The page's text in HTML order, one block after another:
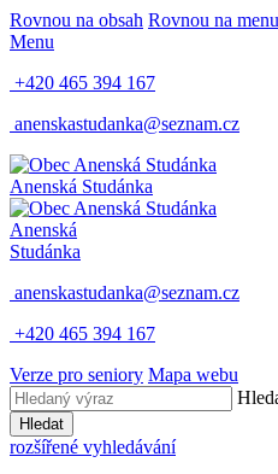
Rovnou na obsah Rovnou na menu
Menu
+420 465 394 167
anenskastudanka@seznam.cz
Anenská Studánka
Anenská
Studánka
anenskastudanka@seznam.cz
+420 465 394 167
Verze pro seniory Mapa webu
Hledat
rozšířené vyhledávání